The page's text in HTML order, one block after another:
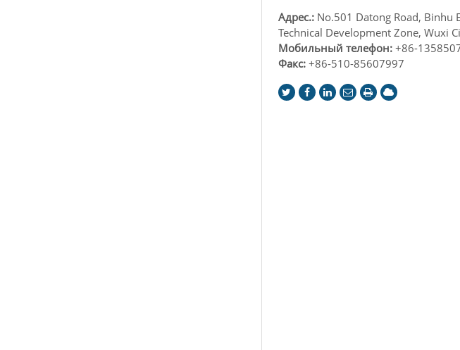
Адрес.: No.501 Datong Road, Binhu
Technical Development Zone, Wuxi
Мобильный телефон: +86-
Факс: +86-510-85607997